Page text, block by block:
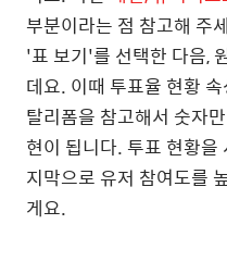
부분이라는 점 참고해 주
'표 보기'를 선택한 다음,
데요. 이때 투표율 현황
탈리폼을 참고해서 숫자
현이 됩니다. 투표 현황
지막으로 유저 참여도를
게요.